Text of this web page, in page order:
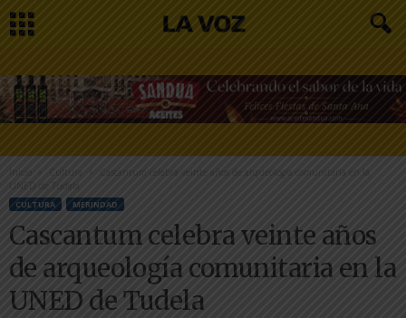
Inicio Cultura
Cascantum celebra veinte años de arqueología comunitaria en la
UNED de Tudela
CULTURA MERINDAD
Cascantum celebra veinte años
de arqueología comunitaria en la
UNED de Tudela